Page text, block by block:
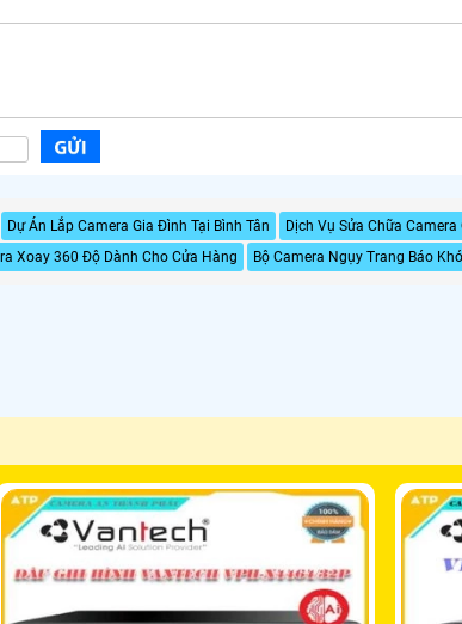
Dự Án Lắp Camera Gia Đình Tại Bình Tân
Dịch Vụ Sửa Chữa
Xoay 360 Độ Dành Cho Cửa Hàng Bộ Camera Ngụy Trang Báo